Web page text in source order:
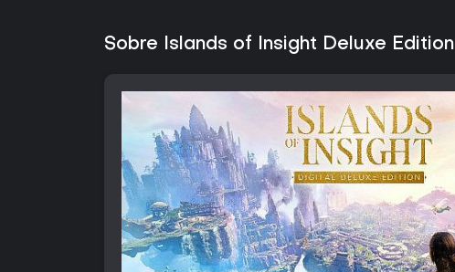
Sobre Islands of Insight Deluxe Edition